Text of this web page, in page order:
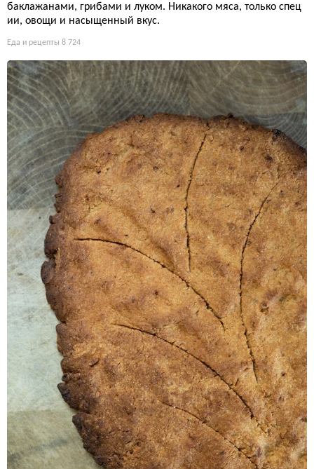
баклажанами, грибами и луком. Никакого мяса, только спец
ии, овощи и насыщенный вкус.
Еда и рецепты 8 724